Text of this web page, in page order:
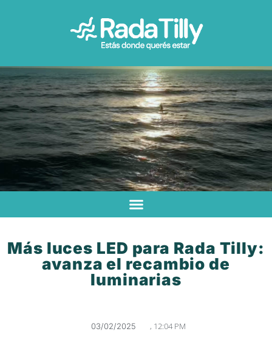
Más luces LED para Rada Tilly:
avanza el recambio de
luminarias
03/02/2025 , 12:04 PM